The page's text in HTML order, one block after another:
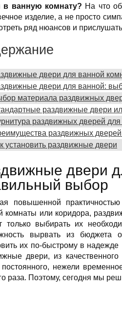
в ванную комнату? На что
изделие, а не просто
ряд нюансов и
двери для ванной
двери для ванной:
материала раздвижных
раздвижные двери
раздвижных дверей
раздвижных
установить раздвижные двери
двери
выбор
повышенной
комнаты или коридора,
только выбирать их
вырвать из бюджета
их по-быстрому в
двери, из
нежели
раза. Поэтому, сегодня мы